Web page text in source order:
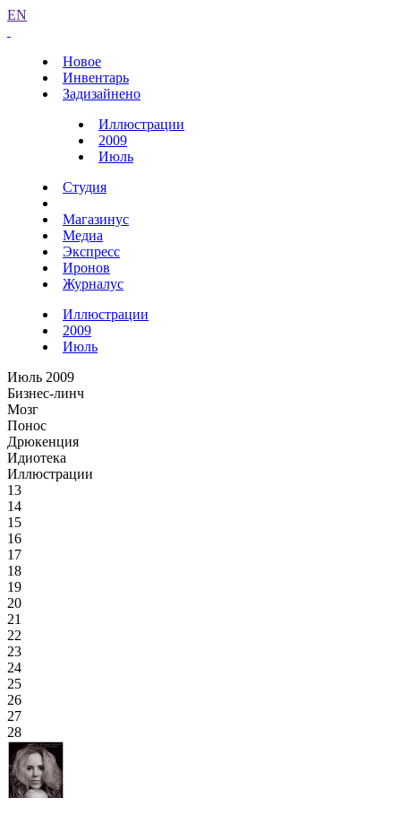
EN
Новое
Инвентарь
Задизайнено
Иллюстрации
2009
Июль
Студия
Магазинус
Медиа
Экспресс
Иронов
Журналус
Иллюстрации
2009
Июль
Июль 2009
Бизнес-линч
Мозг
Понос
Дрюкенция
Идиотека
Иллюстрации
13
14
15
16
17
18
19
20
21
22
23
24
25
26
27
28